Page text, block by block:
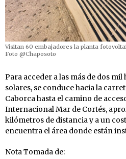
Visitan 60 embajadores la planta
Foto @Chaposoto
Para acceder a las más de dos mil
solares, se conduce hacia la
Caborca hasta el camino de
Internacional Mar de Cortés,
kilómetros de distancia y a un
encuentra el área donde están
Nota Tomada de: